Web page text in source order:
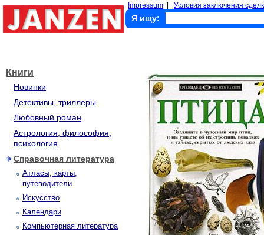
Impressum Условия заключения
Я ищу:
Книги
Новинки
Детективы, триллеры
Любовный роман
Астрология, философия,
психология
Справочная литература
Атласы, карты,
путеводители
Искусство
Календари
Компьютерная литература